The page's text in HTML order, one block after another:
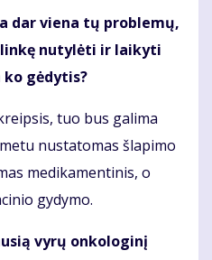
dar viena tų problemų,
nutylėti ir laikyti
ko gėdytis?
tuo bus galima
nustatomas šlapimo
medikamentinis, o
gydymo.
vyrų onkologinį